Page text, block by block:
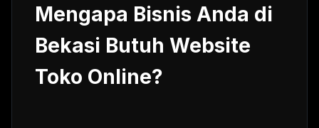
Mengapa Bisnis Anda di
Bekasi Butuh Website
Toko Online?